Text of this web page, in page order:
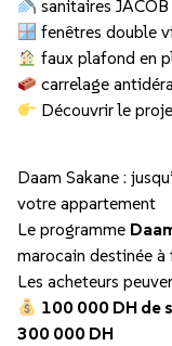
sanitaires
fenêtres double
faux plafond en
carrelage
Découvrir le
Daam Sakane :
votre appartement
Le programme
marocain destinée à
Les acheteurs
100 000 DH de
300 000 DH